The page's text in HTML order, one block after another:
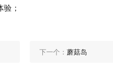
；
下一个： 蘑菇岛